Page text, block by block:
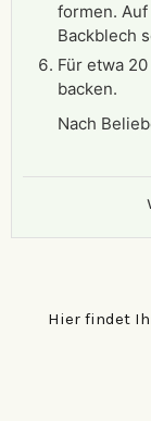
formen.
Backblech
Für etwa
backen.
Nach
Hier findet